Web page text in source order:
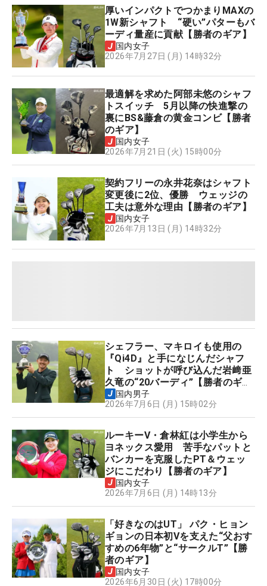
厚いインパクトでつかまりMAXの
1W新シャフト “硬い”パターもバ
ーディ量産に貢献【勝者のギア】
国内女子
2026年7月27日 (月) 14時32分
最適解を求めた阿部未悠のシャフ
トスイッチ 5月以降の快進撃の
裏にBS&藤倉の黄金コンビ【勝者
のギア】
国内女子
2026年7月21日 (火) 15時00分
契約フリーの永井花奈はシャフト
変更後に2位、優勝 ウェッジの
工夫は意外な理由【勝者のギア】
国内女子
2026年7月13日 (月) 14時32分
シェフラー、マキロイも使用の
『Qi4D』と手になじんだシャフ
ト ショットが呼び込んだ岩﨑亜
久竜の“20バーディ”【勝者のギ
ア】国内男子
2026年7月6日 (月) 15時02分
ルーキーV・倉林紅は小学生から
ヨネックス愛用 苦手なパットと
バンカーを克服したPT＆ウェッ
ジにこだわり【勝者のギア】
国内女子
2026年7月6日 (月) 14時13分
「好きなのはUT」 パク・ヒョン
ギョンの日本初Vを支えた“父おす
すめの6年物”と“サークルT”【勝
者のギア】
国内女子
2026年6月30日 (火) 17時00分